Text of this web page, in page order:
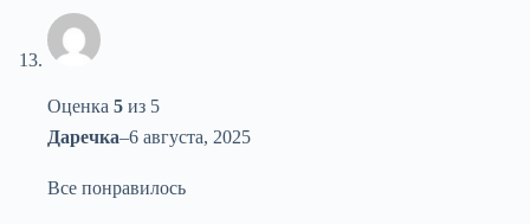
Оценка 5 из 5
Даречка–6 августа, 2025
Все понравилось